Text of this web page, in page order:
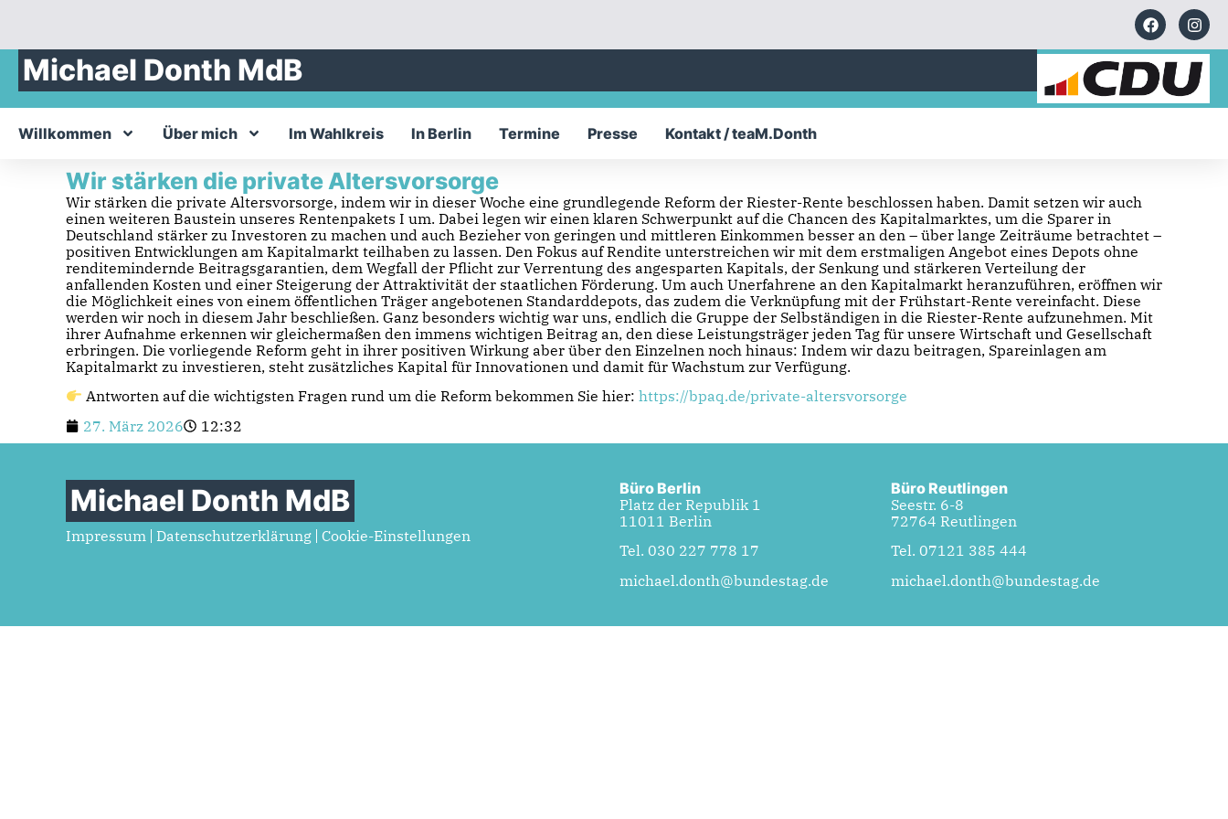
Michael Donth MdB
Willkommen Über mich Im Wahlkreis In Berlin Termine Presse Kontakt / teaM.Donth
Wir stärken die private Altersvorsorge
Wir stärken die private Altersvorsorge, indem wir in dieser Woche eine grundlegende Reform der Riester-Rente beschlossen haben. Damit setzen wir auch
einen weiteren Baustein unseres Rentenpakets I um. Dabei legen wir einen klaren Schwerpunkt auf die Chancen des Kapitalmarktes, um die Sparer in
Deutschland stärker zu Investoren zu machen und auch Bezieher von geringen und mittleren Einkommen besser an den – über lange Zeiträume betrachtet –
positiven Entwicklungen am Kapitalmarkt teilhaben zu lassen. Den Fokus auf Rendite unterstreichen wir mit dem erstmaligen Angebot eines Depots ohne
renditemindernde Beitragsgarantien, dem Wegfall der Pflicht zur Verrentung des angesparten Kapitals, der Senkung und stärkeren Verteilung der
anfallenden Kosten und einer Steigerung der Attraktivität der staatlichen Förderung. Um auch Unerfahrene an den Kapitalmarkt heranzuführen, eröffnen wir
die Möglichkeit eines von einem öffentlichen Träger angebotenen Standarddepots, das zudem die Verknüpfung mit der Frühstart-Rente vereinfacht. Diese
werden wir noch in diesem Jahr beschließen. Ganz besonders wichtig war uns, endlich die Gruppe der Selbständigen in die Riester-Rente aufzunehmen. Mit
ihrer Aufnahme erkennen wir gleichermaßen den immens wichtigen Beitrag an, den diese Leistungsträger jeden Tag für unsere Wirtschaft und Gesellschaft
erbringen. Die vorliegende Reform geht in ihrer positiven Wirkung aber über den Einzelnen noch hinaus: Indem wir dazu beitragen, Spareinlagen am
Kapitalmarkt zu investieren, steht zusätzliches Kapital für Innovationen und damit für Wachstum zur Verfügung.
Antworten auf die wichtigsten Fragen rund um die Reform bekommen Sie hier:https://bpaq.de/private-altersvorsorge
27. März 2026
12:32
Michael Donth MdB
Impressum Datenschutzerklärung Cookie-Einstellungen
Büro Berlin
Platz der Republik 1
11011 Berlin
Tel. 030 227 778 17
michael.donth@bundestag.de
Büro Reutlingen
Seestr. 6-8
72764 Reutlingen
Tel. 07121 385 444
michael.donth@bundestag.de